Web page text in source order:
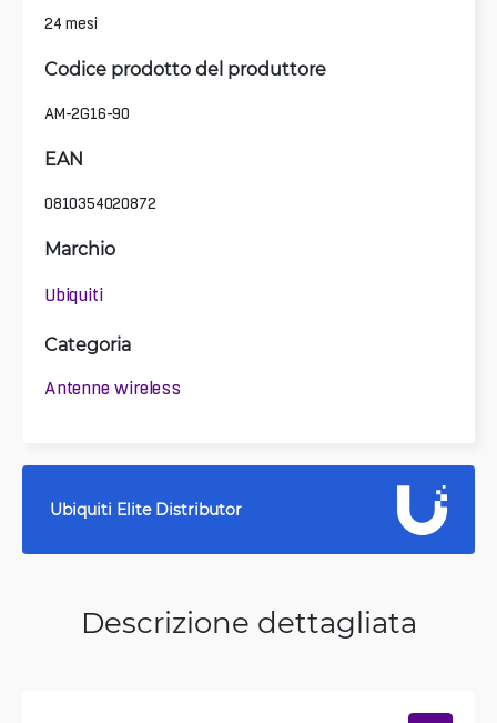
24 mesi
Codice prodotto del produttore
AM-2G16-90
EAN
0810354020872
Marchio
Ubiquiti
Categoria
Antenne wireless
Ubiquiti Elite Distributor
Descrizione dettagliata